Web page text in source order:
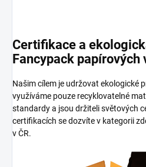
Certifikace a
Fancypack papírových
Našim cílem je udržovat ekologické
využíváme pouze recyklovatelné
standardy a jsou držiteli světových
certifikacích se dozvíte v kategorii
v ČR.